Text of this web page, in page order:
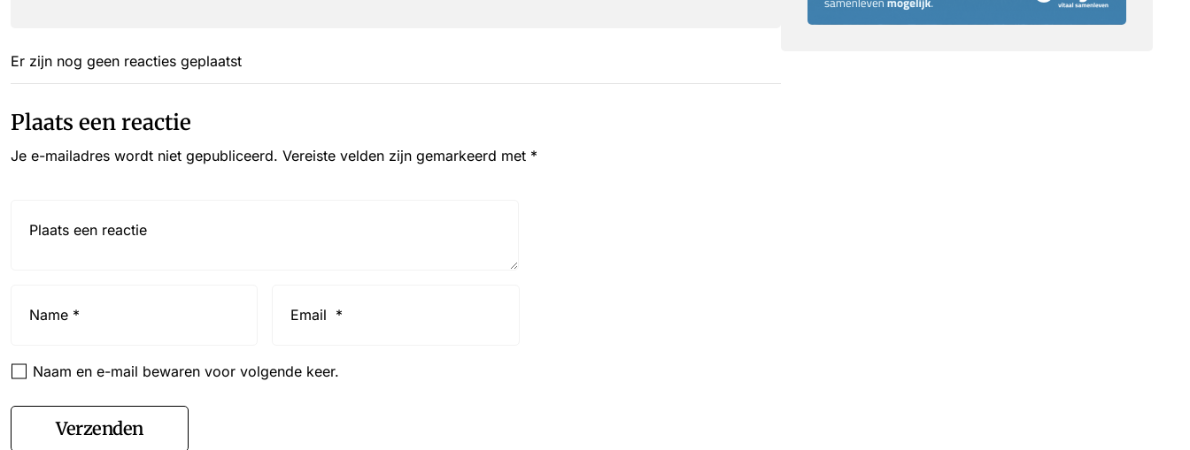
Er zijn nog geen reacties geplaatst
Plaats een reactie
Je e-mailadres wordt niet gepubliceerd. Vereiste velden zijn gemarkeerd met *
Naam en e-mail bewaren voor volgende keer.
Verzenden